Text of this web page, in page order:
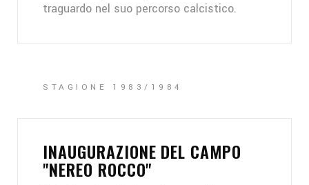
traguardo nel suo percorso calcistico.
INAUGURAZIONE DEL CAMPO
"NEREO ROCCO"
STAGIONE 1983/1984